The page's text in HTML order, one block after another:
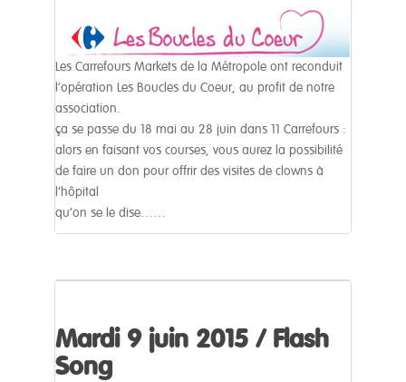
Les Carrefours Markets de la Métropole ont reconduit
l’opération Les Boucles du Coeur, au profit de notre
association.
ça se passe du 18 mai au 28 juin dans 11 Carrefours :
alors en faisant vos courses, vous aurez la possibilité
de faire un don pour offrir des visites de clowns à
l’hôpital
qu’on se le dise……
Mardi 9 juin 2015 / Flash
Song